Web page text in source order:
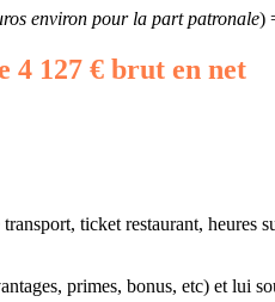
environ pour la part patronale)
4 127 € brut en net
ticket restaurant,
primes, bonus, etc) et lui